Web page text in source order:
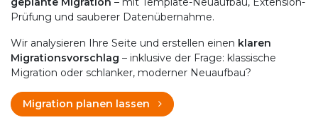
Prüfung und sauberer Datenübernahme.
Wir analysieren Ihre Seite und erstellen einen klaren
Migrationsvorschlag – inklusive der Frage: klassische
Migration oder schlanker, moderner Neuaufbau?
Migration planen lassen